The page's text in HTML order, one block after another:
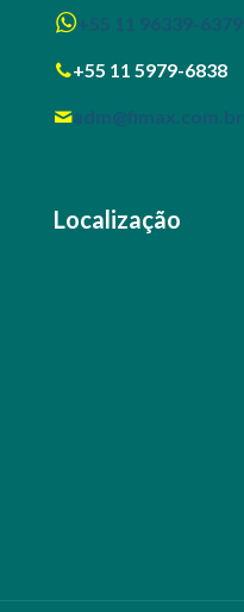
+55 11 96339-6379
+55 11 5979-6838
adm@fimax.com.br
Localização